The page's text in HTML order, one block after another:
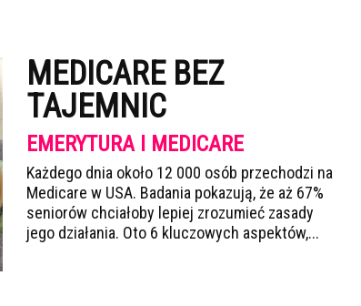
MEDICARE BEZ
TAJEMNIC
EMERYTURA I MEDICARE
Każdego dnia około 12 000 osób przechodzi na
Medicare w USA. Badania pokazują, że aż 67%
seniorów chciałoby lepiej zrozumieć zasady
jego działania. Oto 6 kluczowych aspektów,...